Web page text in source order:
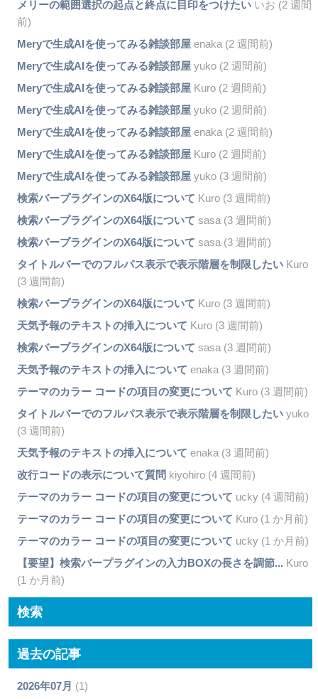
メリーの範囲選択の起点と終点に目印をつけたいいお (2 週間
前)
Meryで生成AIを使ってみる雑談部屋enaka (2 週間前)
Meryで生成AIを使ってみる雑談部屋yuko (2 週間前)
Meryで生成AIを使ってみる雑談部屋Kuro (2 週間前)
Meryで生成AIを使ってみる雑談部屋yuko (2 週間前)
Meryで生成AIを使ってみる雑談部屋enaka (2 週間前)
Meryで生成AIを使ってみる雑談部屋Kuro (2 週間前)
Meryで生成AIを使ってみる雑談部屋yuko (3 週間前)
検索バープラグインのX64版について Kuro (3 週間前)
検索バープラグインのX64版について sasa (3 週間前)
検索バープラグインのX64版について sasa (3 週間前)
タイトルバーでのフルパス表示で表示階層を制限したいKuro
(3 週間前)
検索バープラグインのX64版について Kuro (3 週間前)
天気予報のテキストの挿入について Kuro (3 週間前)
検索バープラグインのX64版について sasa (3 週間前)
天気予報のテキストの挿入について enaka (3 週間前)
テーマのカラー コードの項目の変更について Kuro (3 週間前)
タイトルバーでのフルパス表示で表示階層を制限したいyuko
(3 週間前)
天気予報のテキストの挿入について enaka (3 週間前)
改行コードの表示について質問 kiyohiro (4 週間前)
テーマのカラー コードの項目の変更について ucky (4 週間前)
テーマのカラー コードの項目の変更について Kuro (1 か月前)
テーマのカラー コードの項目の変更について ucky (1 か月前)
【要望】検索バープラグインの入力BOXの長さを調節... Kuro
(1 か月前)
検索
過去の記事
2026年07月 (1)